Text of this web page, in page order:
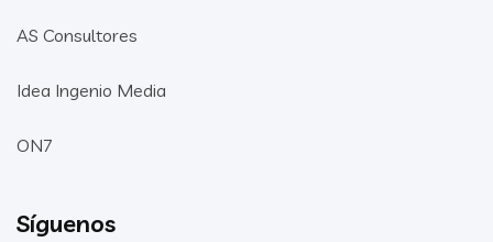
AS Consultores
Idea Ingenio Media
ON7
Síguenos